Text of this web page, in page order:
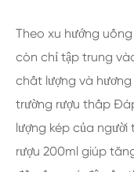
Theo xu hướng
còn chỉ tập trung
chất lượng và
trường rượu thấp
lượng kép của
rượu 200ml giúp